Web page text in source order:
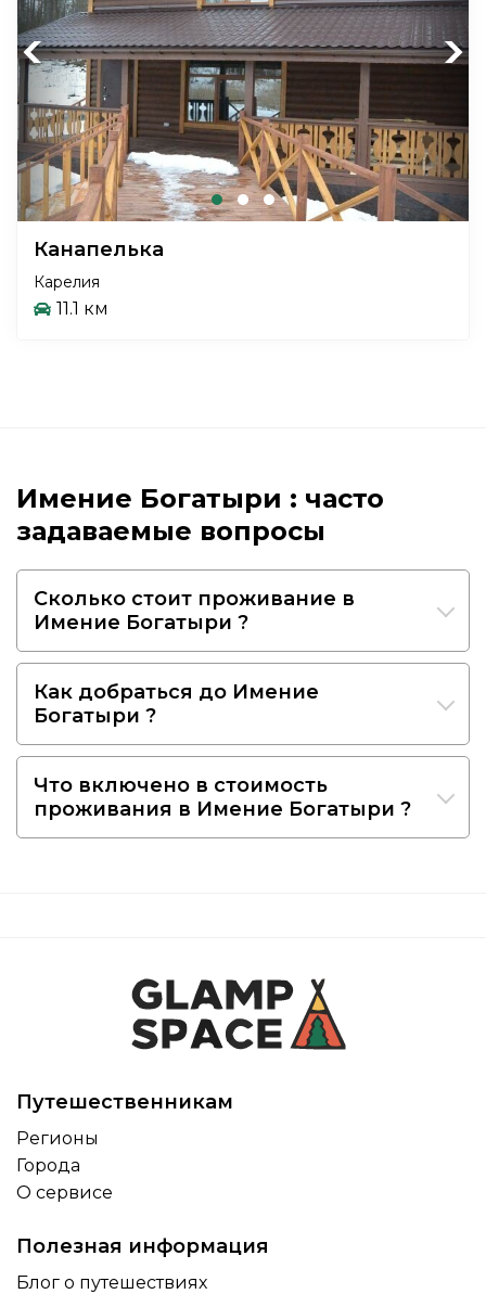
Previous Next
Канапелька
Карелия
11.1 км
Имение Богатыри : часто
задаваемые вопросы
Сколько стоит проживание в
Имение Богатыри ?
Как добраться до Имение
Богатыри ?
Что включено в стоимость
проживания в Имение Богатыри ?
Путешественникам
Регионы
Города
О сервисе
Полезная информация
Блог о путешествиях